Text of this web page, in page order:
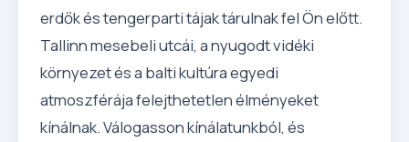
erdők és tengerparti tájak tárulnak fel Ön előtt.
Tallinn mesebeli utcái, a nyugodt vidéki
környezet és a balti kultúra egyedi
atmoszférája felejthetetlen élményeket
kínálnak. Válogasson kínálatunkból, és